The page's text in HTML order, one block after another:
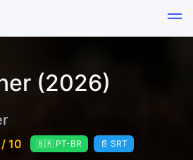
(2026)
10 🇧🇷 PT-BR 📄 SRT